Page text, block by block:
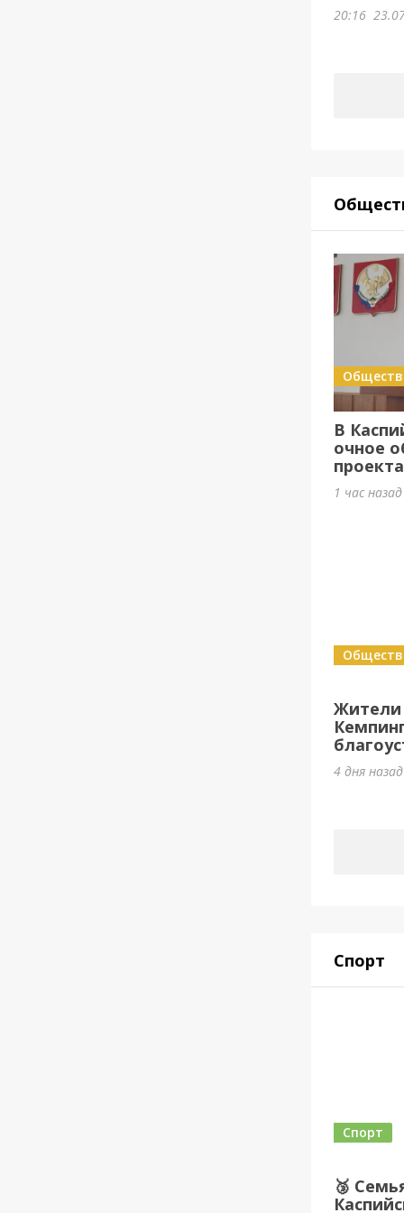
20:16
В
очное
1 час
Жители
4 дня
Спорт
🥉
Спорт